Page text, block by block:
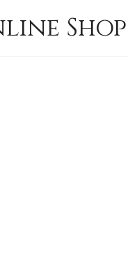
Shop